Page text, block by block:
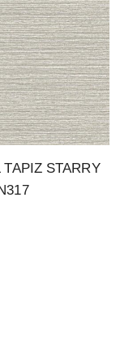
TAPIZ STARRY